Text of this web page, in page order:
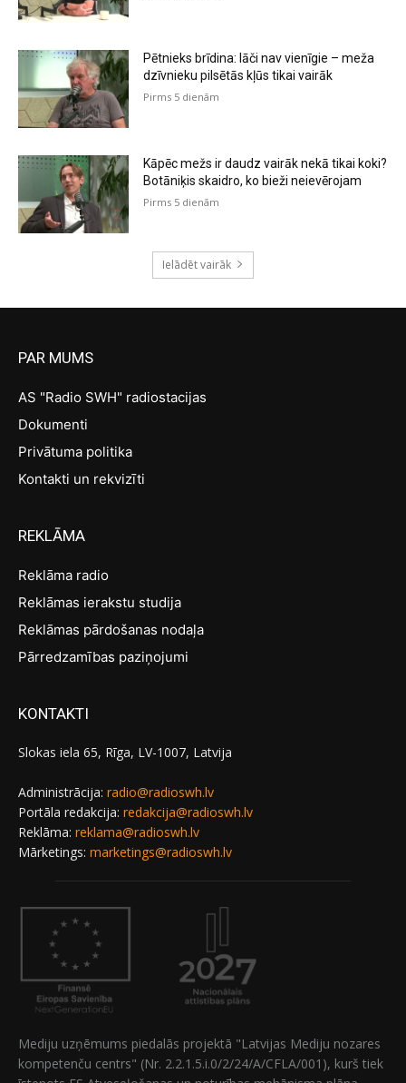
Pētnieks brīdina: lāči nav vienīgie – meža
dzīvnieku pilsētās kļūs tikai vairāk
Pirms 5 dienām
Kāpēc mežs ir daudz vairāk nekā tikai koki?
Botāniķis skaidro, ko bieži neievērojam
Pirms 5 dienām
Ielādēt vairāk
PAR MUMS
AS "Radio SWH" radiostacijas
Dokumenti
Privātuma politika
Kontakti un rekvizīti
REKLĀMA
Reklāma radio
Reklāmas ierakstu studija
Reklāmas pārdošanas nodaļa
Pārredzamības paziņojumi
KONTAKTI
Slokas iela 65, Rīga, LV-1007, Latvija
Administrācija: radio@radioswh.lv
Portāla redakcija: redakcija@radioswh.lv
Reklāma: reklama@radioswh.lv
Mārketings: marketings@radioswh.lv
Mediju uzņēmums piedalās projektā "Latvijas Mediju nozares
kompetenču centrs" (Nr. 2.2.1.5.i.0/2/24/A/CFLA/001), kurš tiek